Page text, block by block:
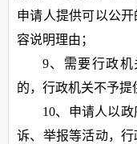
申请人提供可以公
容说明理由；
9、需要行政
的，行政机关不予提
10、申请人以
诉、举报等活动，